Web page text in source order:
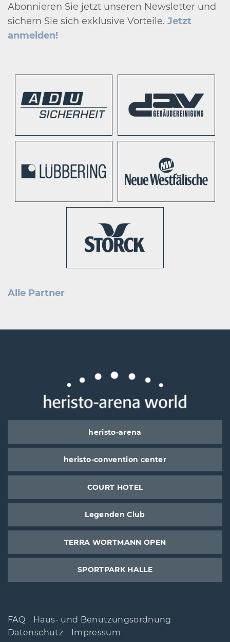
Abonnieren Sie jetzt unseren Newsletter und
sichern Sie sich exklusive Vorteile. Jetzt
anmelden!
Alle Partner
heristo-arena
heristo-convention center
COURT HOTEL
Legenden Club
TERRA WORTMANN OPEN
SPORTPARK HALLE
FAQ
Haus- und Benutzungsordnung
Datenschutz
Impressum